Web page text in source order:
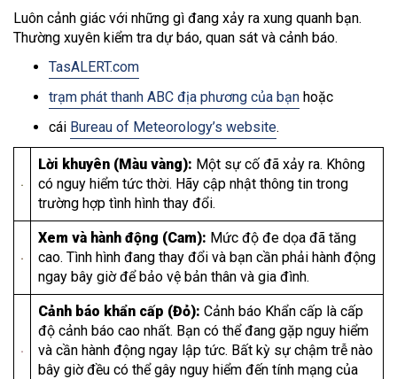
Luôn cảnh giác với những gì đang xảy ra xung quanh bạn.
Thường xuyên kiểm tra dự báo, quan sát và cảnh báo.
TasALERT.com
trạm phát thanh ABC địa phương của bạn hoặc
cái Bureau of Meteorology’s website.
Lời khuyên (Màu vàng): Một sự cố đã xảy ra. Không
có nguy hiểm tức thời. Hãy cập nhật thông tin trong
trường hợp tình hình thay đổi.
Xem và hành động (Cam): Mức độ đe dọa đã tăng
cao. Tình hình đang thay đổi và bạn cần phải hành động
ngay bây giờ để bảo vệ bản thân và gia đình.
Cảnh báo khẩn cấp (Đỏ): Cảnh báo Khẩn cấp là cấp
độ cảnh báo cao nhất. Bạn có thể đang gặp nguy hiểm
và cần hành động ngay lập tức. Bất kỳ sự chậm trễ nào
bây giờ đều có thể gây nguy hiểm đến tính mạng của